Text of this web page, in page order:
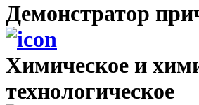
Демонстратор
Химическое и
технологическое